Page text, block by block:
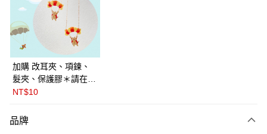
Google Pay
全盈+PAY
ATM付款
加購 改耳夾、項鍊、
髮夾、保護膠＊請在訂
單備註商品及欲修改的
PalnartPoc + 🇬🇧英國
FABLE 寓言
NT$10
品牌